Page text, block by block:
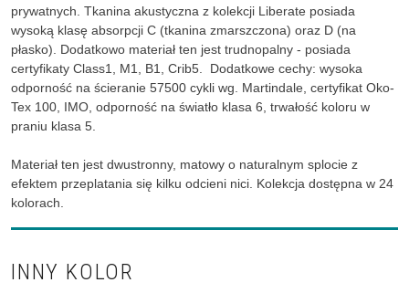
prywatnych. Tkanina akustyczna z kolekcji Liberate posiada
wysoką klasę absorpcji C (tkanina zmarszczona) oraz D (na
płasko). Dodatkowo materiał ten jest trudnopalny - posiada
certyfikaty Class1, M1, B1, Crib5. Dodatkowe cechy: wysoka
odporność na ścieranie 57500 cykli wg. Martindale, certyfikat Oko-
Tex 100, IMO, odporność na światło klasa 6, trwałość koloru w
praniu klasa 5.
Materiał ten jest dwustronny, matowy o naturalnym splocie z
efektem przeplatania się kilku odcieni nici. Kolekcja dostępna w 24
kolorach.
INNY KOLOR